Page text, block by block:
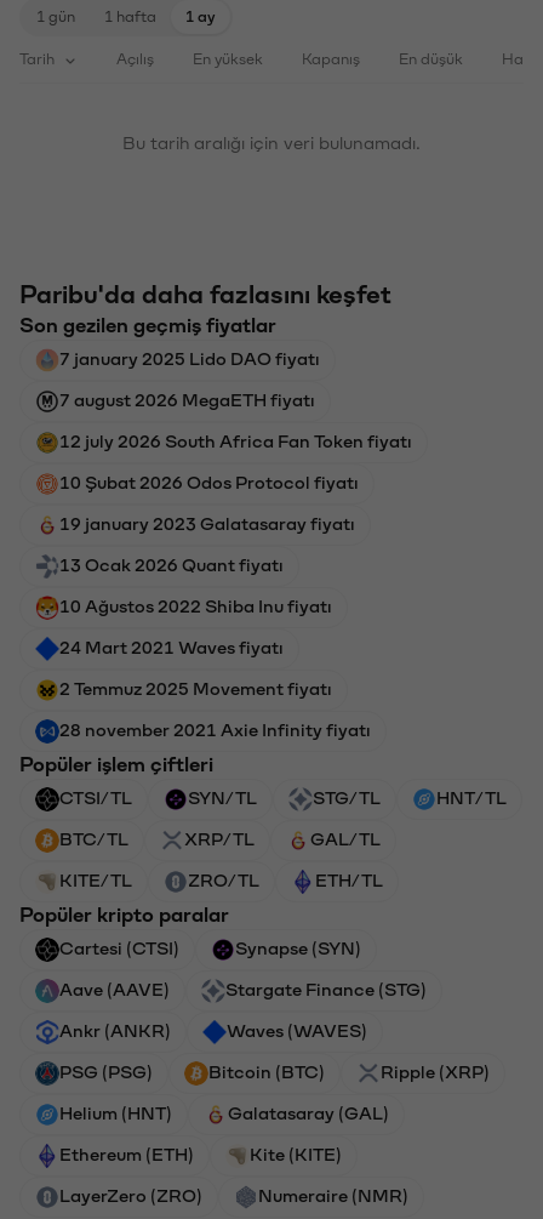
1 gün 1 hafta 1 ay
Tarih Açılış En yüksek Kapanış En düşük
Bu tarih aralığı için veri bulunamadı.
Paribu'da daha fazlasını keşfet
Son gezilen geçmiş fiyatlar
7 january 2025 Lido DAO fiyatı
7 august 2026 MegaETH fiyatı
12 july 2026 South Africa Fan Token fiyatı
10 Şubat 2026 Odos Protocol fiyatı
19 january 2023 Galatasaray fiyatı
13 Ocak 2026 Quant fiyatı
10 Ağustos 2022 Shiba Inu fiyatı
24 Mart 2021 Waves fiyatı
2 Temmuz 2025 Movement fiyatı
28 november 2021 Axie Infinity fiyatı
Popüler işlem çiftleri
CTSI/TL SYN/TL STG/TL HNT/TL
BTC/TL XRP/TL GAL/TL
KITE/TL ZRO/TL ETH/TL
Popüler kripto paralar
Cartesi (CTSI) Synapse (SYN)
Aave (AAVE) Stargate Finance (STG)
Ankr (ANKR) Waves (WAVES)
PSG (PSG) Bitcoin (BTC) Ripple (XRP)
Helium (HNT) Galatasaray (GAL)
Ethereum (ETH) Kite (KITE)
LayerZero (ZRO) Numeraire (NMR)